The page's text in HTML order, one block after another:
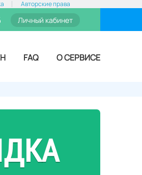
Авторские права
Личный кабинет
FAQ О СЕРВИСЕ